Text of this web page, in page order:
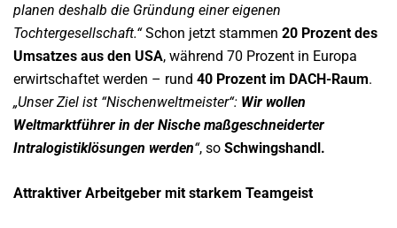
planen deshalb die Gründung einer eigenen
Tochtergesellschaft.“Schon jetzt stammen 20 Prozent des
Umsatzes aus den USA, während 70 Prozent in Europa
erwirtschaftet werden – rund 40 Prozent im DACH-Raum.
„Unser Ziel ist “Nischenweltmeister“: Wir wollen
Weltmarktführer in der Nische maßgeschneiderter
Intralogistiklösungen werden“, so Schwingshandl.
Attraktiver Arbeitgeber mit starkem Teamgeist